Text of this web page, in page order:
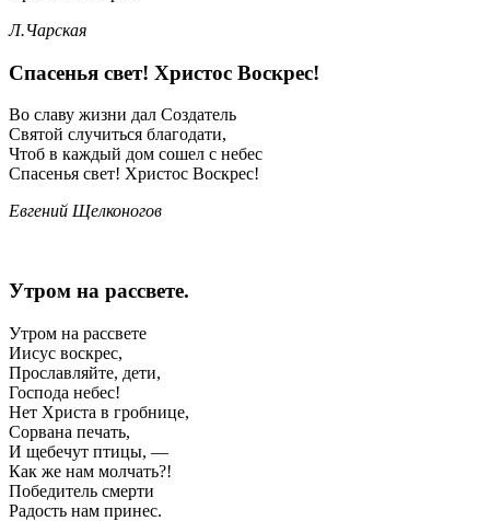
Л.Чарская
Спасенья свет! Христос Воскрес!
Во славу жизни дал Создатель
Святой случиться благодати,
Чтоб в каждый дом сошел с небес
Спасенья свет! Христос Воскрес!
Евгений Щелконогов
Утром на рассвете.
Утром на рассвете
Иисус воскрес,
Прославляйте, дети,
Господа небес!
Нет Христа в гробнице,
Сорвана печать,
И щебечут птицы, —
Как же нам молчать?!
Победитель смерти
Радость нам принес.